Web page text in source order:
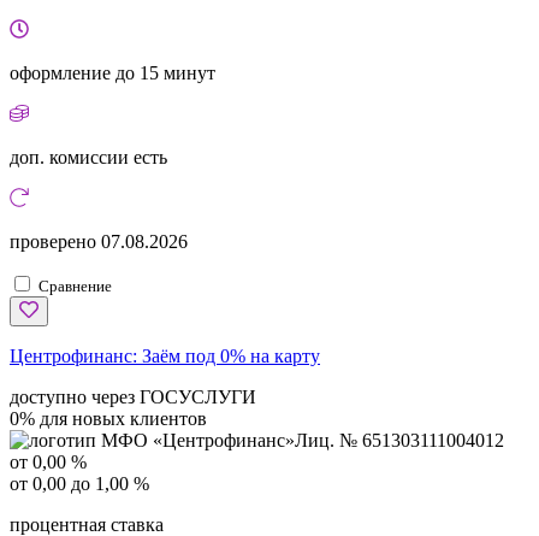
оформление до 15 минут
доп. комиссии есть
проверено 07.08.2026
Сравнение
Центрофинанс: Заём под 0% на карту
доступно через ГОСУСЛУГИ
0% для новых клиентов
Лиц. № 651303111004012
от 0,00 %
от 0,00 до 1,00 %
процентная ставка